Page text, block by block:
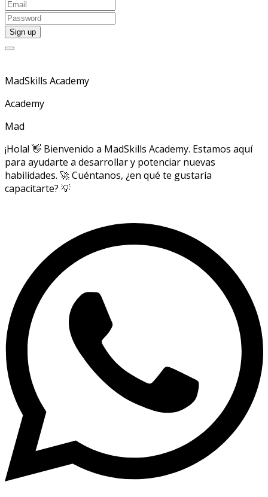
MadSkills Academy
Academy
Mad
¡Hola! 👋 Bienvenido a MadSkills Academy. Estamos aquí
para ayudarte a desarrollar y potenciar nuevas
habilidades. 🚀 Cuéntanos, ¿en qué te gustaría
capacitarte? 💡